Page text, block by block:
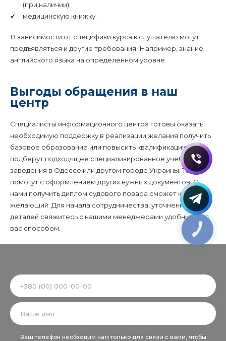
(при наличии);
медицинскую книжку.
В зависимости от специфики курса к слушателю могут
предъявляться и другие требования. Например, знание
английского языка на определенном уровне.
Выгоды обращения в наш
центр
Специалисты информационного центра готовы оказать
необходимую поддержку в реализации желания получить
базовое образование или повысить квалификацию. Они
подберут подходящее специализированное учебное
заведения в Одессе или другом городе Украины. Также
помогут с оформлением других нужных документов. С
нами получить диплом судового повара сможет каждый
желающий. Для начала сотрудничества, уточнения
деталей свяжитесь с нашими менеджерами удобным для
вас способом.
Ваш телефон необходим нам только для связи с вами, чтобы
Alternative:
КНОПКА
ЗВ'ЯЗКУ